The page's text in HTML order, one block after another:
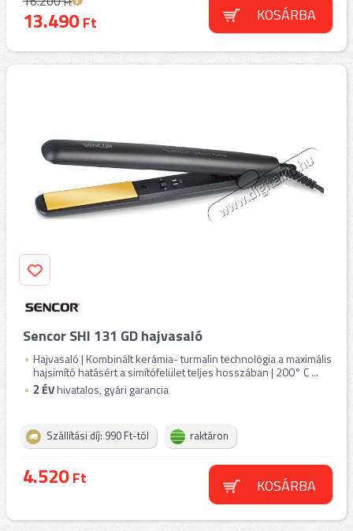
13.490Ft KOSÁRBA
Sencor SHI 131 GD hajvasaló
Hajvasaló | Kombinált kerámia- turmalin technológia a maximális
hajsimító hatásért a simítófelület teljes hosszában | 200° C ...
2 ÉVhivatalos, gyári garancia
Szállítási díj: 990 Ft-tól raktáron
4.520Ft KOSÁRBA